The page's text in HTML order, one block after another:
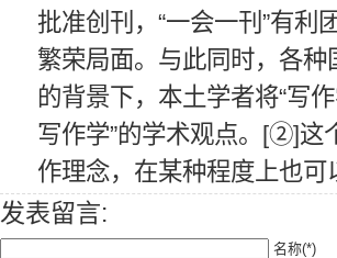
批准创刊，“一会一刊”有利
繁荣局面。与此同时，各
的背景下，本土学者将“写
写作学”的学术观点。[②]这
作理念，在某种程度上也
发表留言:
名称(*)